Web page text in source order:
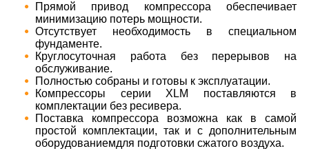
Прямой привод компрессора обеспечивает
минимизацию потерь мощности.
Отсутствует необходимость в специальном
фундаменте.
Круглосуточная работа без перерывов на
обслуживание.
Полностью собраны и готовы к эксплуатации.
Компрессоры серии XLM поставляются в
комплектации без ресивера.
Поставка компрессора возможна как в самой
простой комплектации, так и с дополнительным
оборудованиемдля подготовки сжатого воздуха.